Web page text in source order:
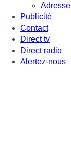
Adresse
Publicité
Contact
Direct tv
Direct radio
Alertez-nous